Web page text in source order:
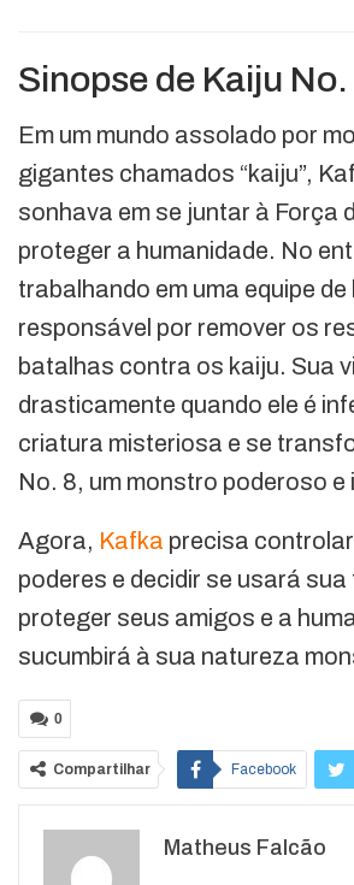
Sinopse de Kaiju No.
Em um mundo assolado por
gigantes chamados “kaiju”,
sonhava em se juntar à Força
proteger a humanidade. No
trabalhando em uma equipe de
responsável por remover os
batalhas contra os kaiju. Sua
drasticamente quando ele é
criatura misteriosa e se
No. 8, um monstro poderoso e
Agora, Kafka precisa
poderes e decidir se usará
proteger seus amigos e a
sucumbirá à sua natureza
0
Compartilhar Facebook
WhatsApp
Matheus Falcão